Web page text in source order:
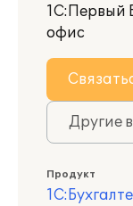
1С:Первый
офис
Другие
Продукт